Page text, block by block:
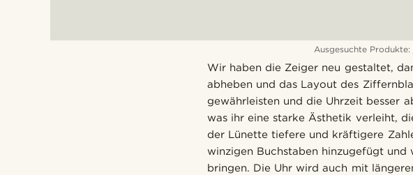
Ausgesuchte Produkte:
Wir haben die Zeiger neu gestaltet,
abheben und das Layout des
gewährleisten und die Uhrzeit besser
was ihr eine starke Ästhetik verleiht,
der Lünette tiefere und kräftigere
winzigen Buchstaben hinzugefügt
bringen. Die Uhr wird auch mit